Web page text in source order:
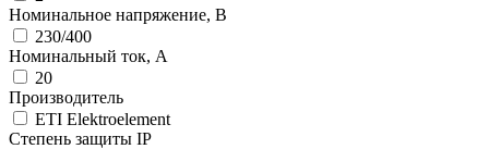
Номинальное напряжение, В
230/400
Номинальный ток, А
20
Производитель
ETI Elektroelement
Степень защиты IP